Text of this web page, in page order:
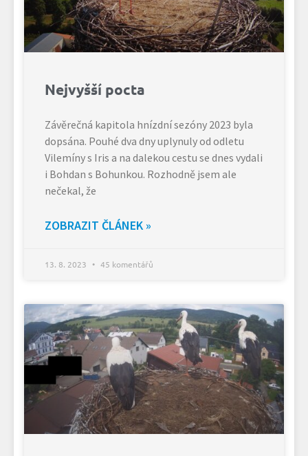
Nejvyšší pocta
Závěrečná kapitola hnízdní sezóny 2023 byla
dopsána. Pouhé dva dny uplynuly od odletu
Vilemíny s Iris a na dalekou cestu se dnes vydali
i Bohdan s Bohunkou. Rozhodně jsem ale
nečekal, že
ZOBRAZIT ČLÁNEK »
13. 8. 2023 45 komentářů